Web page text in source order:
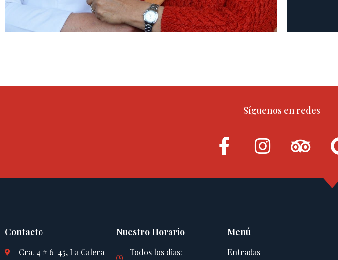
Síguenos en redes
Contacto
Cra. 4 # 6-45, La Calera
Nuestro Horario
Todos los dias:
Menú
Entradas